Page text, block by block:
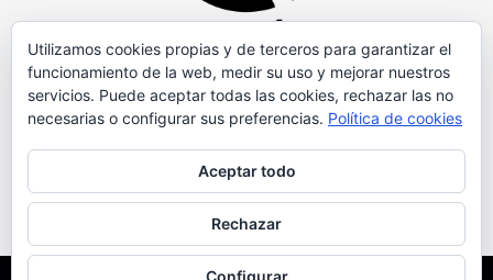
Utilizamos cookies propias y de terceros para garantizar el
funcionamiento de la web, medir su uso y mejorar nuestros
servicios. Puede aceptar todas las cookies, rechazar las no
necesarias o configurar sus preferencias. Política de cookies
Aceptar todo
Rechazar
Configurar